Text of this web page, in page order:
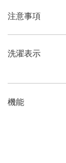
注意事項
洗濯表示
機能